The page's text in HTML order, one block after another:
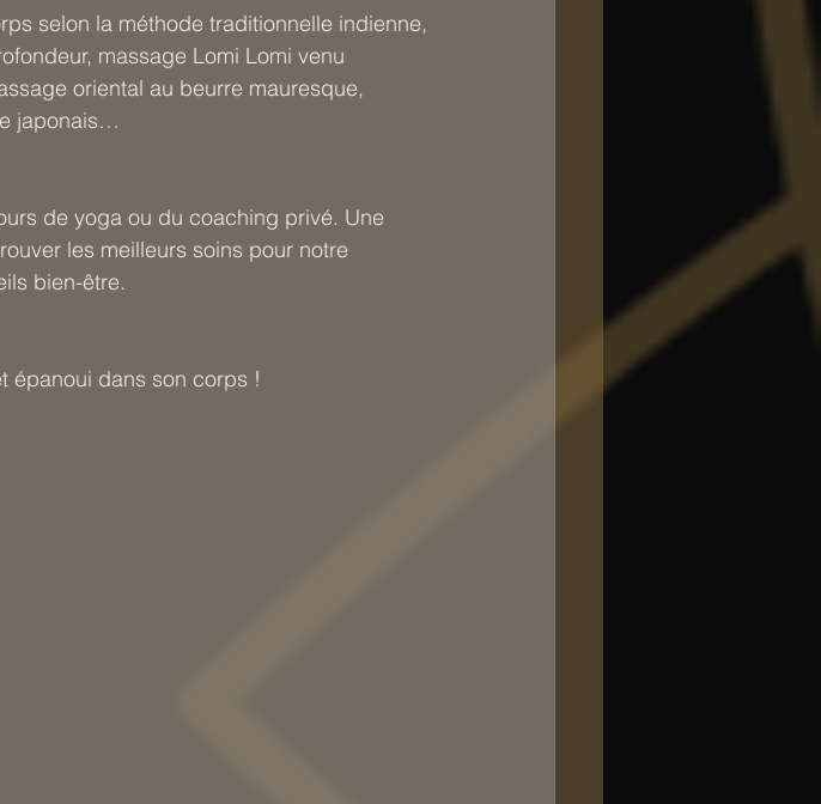
selon la méthode traditionnelle indienne,
massage Lomi Lomi venu
oriental au beurre mauresque,
japonais…
de yoga ou du coaching privé. Une
les meilleurs soins pour notre
bien-être.
épanoui dans son corps !